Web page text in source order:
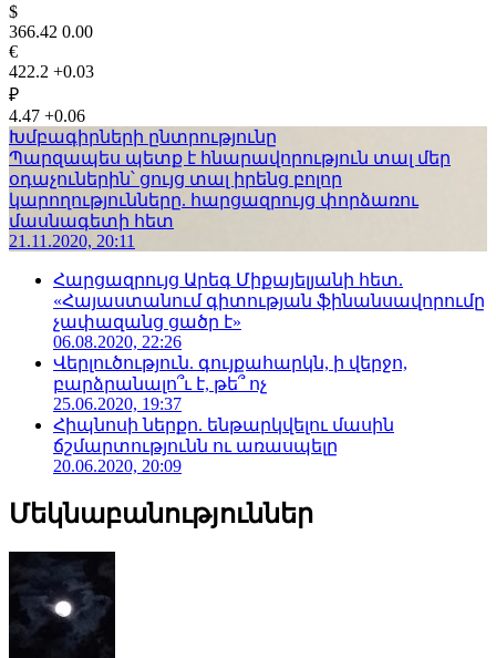
$
366.42 0.00
€
422.2 +0.03
₽
4.47 +0.06
Խմբագիրների ընտրությունը
Պարզապես պետք է հնարավորություն տալ մեր
օդաչուներին՝ ցույց տալ իրենց բոլոր
կարողությունները. հարցազրույց փորձառու
մասնագետի հետ
21.11.2020, 20:11
Հարցազրույց Արեգ Միքայելյանի հետ.
«Հայաստանում գիտության ֆինանսավորումը
չափազանց ցածր է»
06.08.2020, 22:26
Վերլուծություն. գույքահարկն, ի վերջո,
բարձրանալո՞ւ է, թե՞ ոչ
25.06.2020, 19:37
Հիպնոսի ներքո. ենթարկվելու մասին
ճշմարտությունն ու առասպելը
20.06.2020, 20:09
Մեկնաբանություններ